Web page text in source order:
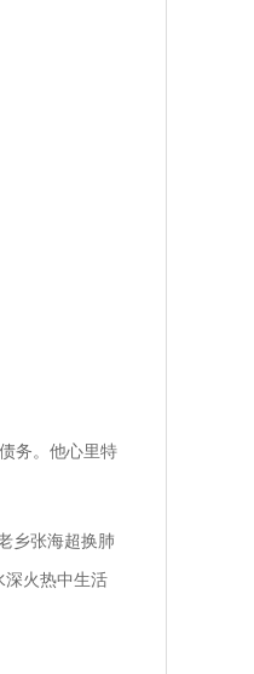
务。他心里特
乡张海超换肺
火热中生活